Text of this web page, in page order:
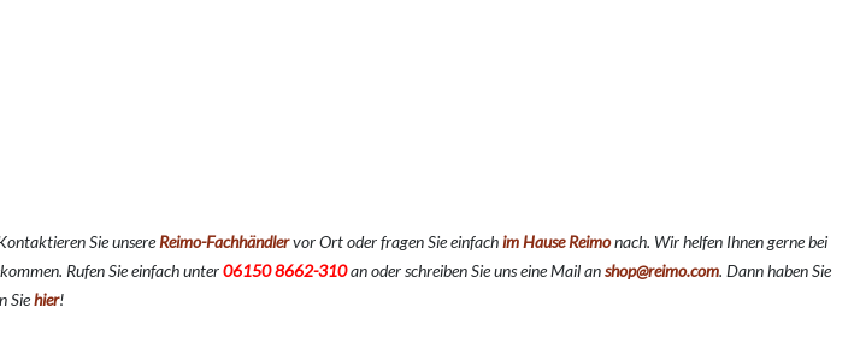
Sie unsereReimo-Fachhändlervor Ort oder fragen Sie einfachim Hause Reimonach. Wir helfen Ihnen gerne bei
Rufen Sie einfach unter06150 8662-310an oder schreiben Sie uns eine Mail anshop@reimo.com. Dann haben Sie
Siehier!